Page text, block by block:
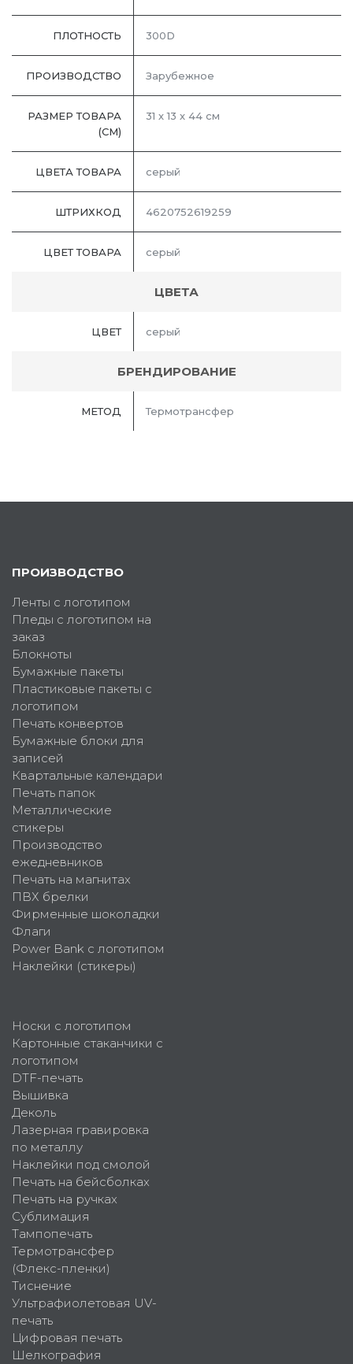
ПЛОТНОСТЬ 300D
ПРОИЗВОДСТВО Зарубежное
РАЗМЕР ТОВАРА
(СМ)
31 х 13 х 44 см
ЦВЕТА ТОВАРА серый
ШТРИХКОД 4620752619259
ЦВЕТ ТОВАРА серый
ЦВЕТА
ЦВЕТ серый
БРЕНДИРОВАНИЕ
МЕТОД Термотрансфер
ПРОИЗВОДСТВО
Ленты с логотипом
Пледы с логотипом на
заказ
Блокноты
Бумажные пакеты
Пластиковые пакеты с
логотипом
Печать конвертов
Бумажные блоки для
записей
Квартальные календари
Печать папок
Металлические
стикеры
Производство
ежедневников
Печать на магнитах
ПВХ брелки
Фирменные шоколадки
Флаги
Power Bank с логотипом
Наклейки (стикеры)
Носки с логотипом
Картонные стаканчики с
логотипом
DTF-печать
Вышивка
Деколь
Лазерная гравировка
по металлу
Наклейки под смолой
Печать на бейсболках
Печать на ручках
Сублимация
Тампопечать
Термотрансфер
(Флекс-пленки)
Тиснение
Ультрафиолетовая UV-
печать
Цифровая печать
Шелкография